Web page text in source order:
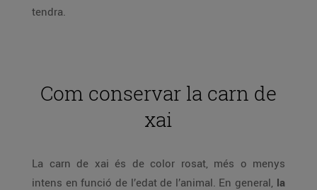
tendra.
Com conservar la carn de
xai
La carn de xai és de color rosat, més o menys
intens en funció de l’edat de l’animal. En general, la